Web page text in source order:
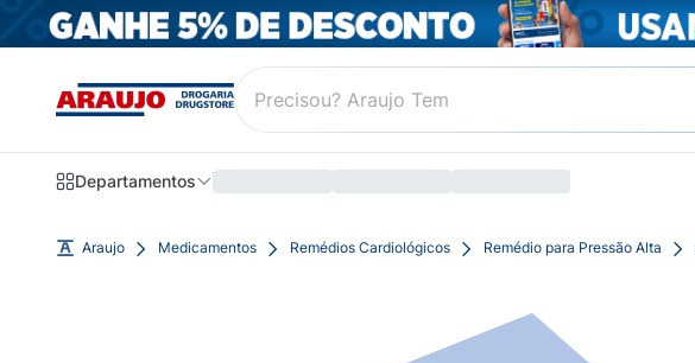
Departamentos
Araujo Medicamentos Remédios Cardiológicos Remédio para Pressão Alta